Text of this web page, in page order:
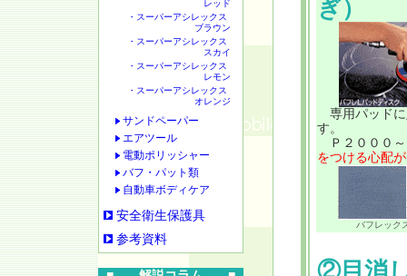
レッド
・スーパーアシレックス
ブラウン
・スーパーアシレックス
スカイ
・スーパーアシレックス
レモン
・スーパーアシレックス
オレンジ
サンドペーパー
エアツール
電動ポリッシャー
バフ・パット類
自動車ボディケア
安全衛生保護具
参考資料
ぎ）
専用パッドに
す。
Ｐ２０００～
をつける心配
バフレック